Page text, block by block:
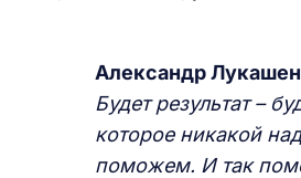
Александр
Будет результат –
которое никакой
поможем. И так